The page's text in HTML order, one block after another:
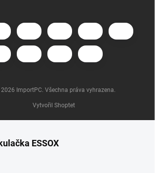
Vytvořil Shoptet
ImportPC. Všechna práva vyhrazena.
ESSOX